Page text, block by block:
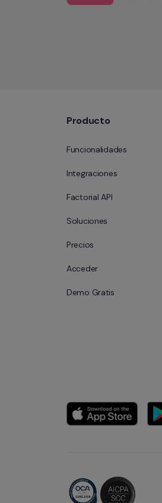
Producto
Funcionalidades
Integraciones
Factorial API
Soluciones
Precios
Acceder
Demo Gratis